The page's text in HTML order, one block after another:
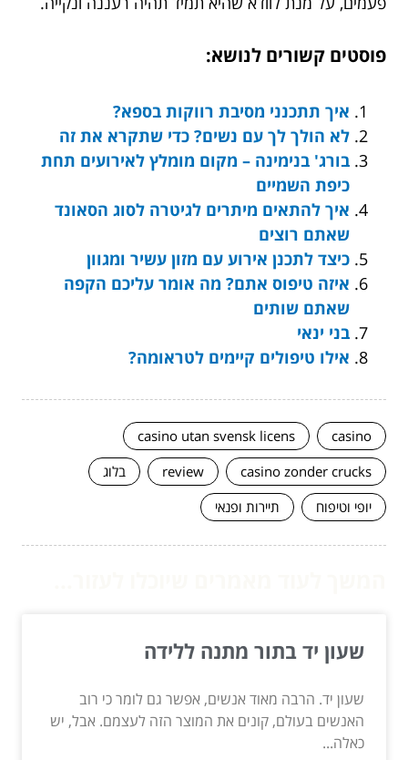
פוסטים קשורים לנושא:
איך תתכנני מסיבת רווקות בספא?
לא הולך לך עם נשים? כדי שתקרא את זה
בורג' בנימינה – מקום מומלץ לאירועים תחת
כיפת השמיים
איך להתאים מיתרים לגיטרה לסוג הסאונד
שאתם רוצים
כיצד לתכנן אירוע עם מזון עשיר ומגוון
איזה טיפוס אתם? מה אומר עליכם הקפה
שאתם שותים
בני ינאי
אילו טיפולים קיימים לטראומה?
casino
casino utan svensk licens
casino zonder crucks
review
בלוג
יופי וטיפוח
תיירות ופנאי
שעון יד בתור מתנה ללידה
שעון יד. הרבה מאוד אנשים, אפשר גם לומר כי רוב
האנשים בעולם, קונים את המוצר הזה לעצמם. אבל, יש
כאלה...